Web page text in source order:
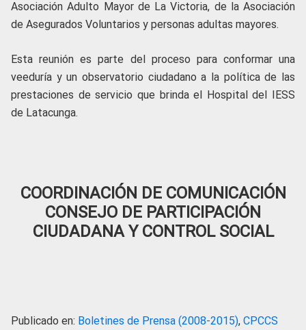
Asociación Adulto Mayor de La Victoria, de la Asociación
de Asegurados Voluntarios y personas adultas mayores.
Esta reunión es parte del proceso para conformar una
veeduría y un observatorio ciudadano a la política de las
prestaciones de servicio que brinda el Hospital del IESS
de Latacunga.
COORDINACIÓN DE COMUNICACIÓN
CONSEJO DE PARTICIPACIÓN
CIUDADANA Y CONTROL SOCIAL
Publicado en: Boletines de Prensa (2008-2015), CPCCS